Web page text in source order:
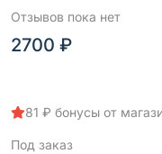
Отзывов пока нет
2700 ₽
81 ₽ бонусы от
Под заказ